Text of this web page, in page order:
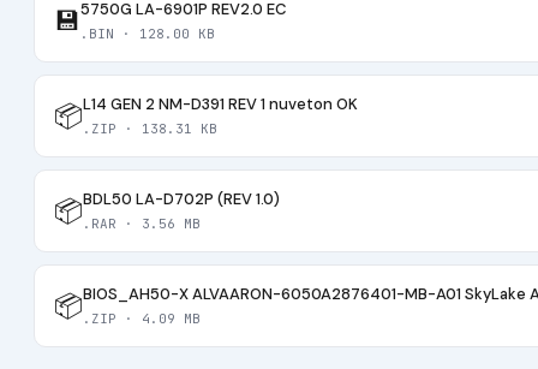
💾5750G LA-6901P REV2.0 EC
.BIN · 128.00 KB
📦L14 GEN 2 NM-D391 REV 1 nuveton OK
.ZIP · 138.31 KB
📦BDL50 LA-D702P (REV 1.0)
.RAR · 3.56 MB
📦BIOS_AH50-X ALVAARON-6050A2876401-MB-A01 SkyLake
.ZIP · 4.09 MB